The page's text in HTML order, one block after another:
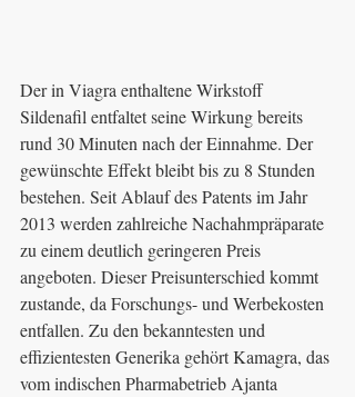
Der in Viagra enthaltene Wirkstoff
Sildenafil entfaltet seine Wirkung bereits
rund 30 Minuten nach der Einnahme. Der
gewünschte Effekt bleibt bis zu 8 Stunden
bestehen. Seit Ablauf des Patents im Jahr
2013 werden zahlreiche Nachahmpräparate
zu einem deutlich geringeren Preis
angeboten. Dieser Preisunterschied kommt
zustande, da Forschungs- und Werbekosten
entfallen. Zu den bekanntesten und
effizientesten Generika gehört Kamagra, das
vom indischen Pharmabetrieb Ajanta